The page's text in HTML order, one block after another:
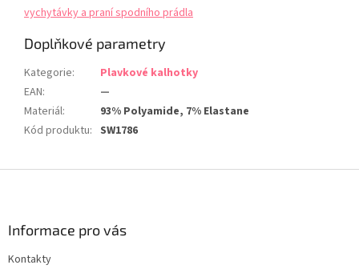
vychytávky a praní spodního prádla
Doplňkové parametry
Kategorie:
Plavkové kalhotky
EAN:
—
Materiál:
93% Polyamide, 7% Elastane
Kód produktu: SW1786
Informace pro vás
Kontakty